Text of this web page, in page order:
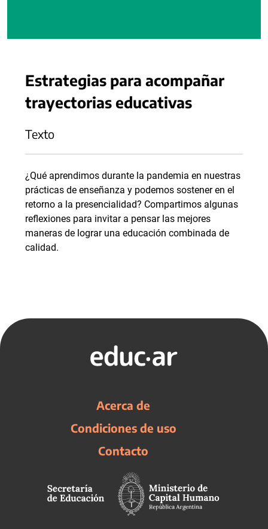
Estrategias para acompañar
trayectorias educativas
Texto
¿Qué aprendimos durante la pandemia en nuestras
prácticas de enseñanza y podemos sostener en el
retorno a la presencialidad? Compartimos algunas
reflexiones para invitar a pensar las mejores
maneras de lograr una educación combinada de
calidad.
Acerca de
Condiciones de uso
Contacto